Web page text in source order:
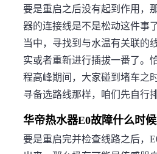
要是重启之后没有起到作用，
器的连接线是不是松动这件事
当中，寻找到与水温有关联的
实或者重新进行插拔一番了。
程高峰期间，大家碰到堵车之
寻备选路线那样，咱们先自行
华帝热水器E0故障什么时
要是重启完并检查线路之后，